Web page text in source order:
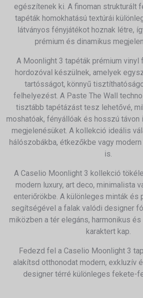
egészítenek ki. A finoman strukturált
tapéták homokhatású textúrái
látványos fényjátékot hoznak létre,
prémium és dinamikus
A Moonlight 3 tapéták prémium
hordozóval készülnek, amelyek
tartósságot, könnyű
felhelyezést. A Paste The Wall
tisztább tapétázást tesz lehetővé,
moshatóak, fényállóak és hosszú
megjelenésüket. A kollekció ideális
hálószobákba, étkezőkbe vagy
is.
A Caselio Moonlight 3 kollekció
modern luxury, art deco, minimalista
enteriőrökbe. A különleges minták és
segítségével a falak valódi designer
miközben a tér elegáns, harmonikus
karaktert kap.
Fedezd fel a Caselio Moonlight 3
alakítsd otthonodat modern, exkluzív
designer térré különleges fekete-